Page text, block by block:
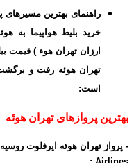
راهنمای بهترین مسیرهای
خرید بلیط هواپیما به
ارزان تهران هوء ) قیمت
تهران هوئه رفت و
است:
بهترین پروازهای تهران هوئه
- پرواز تهران هوئه ایرفلوت روسیه